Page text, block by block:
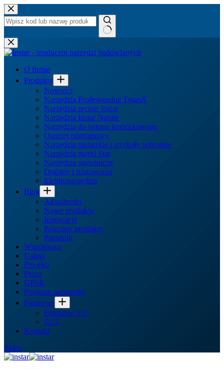
Przejdź
do
treści
Brak
wyników
O firmie
Produkty
Nowości
Narzędzia Profesjonalne TytanX
Narzędzia ręczne Instar
Narzędzia Instar Nature
Narzędzia do betonu komórkowego
Osprzęt odgromowy
Narzędzia malarskie i artykuły ochronne
Narzędzia marki Star
Narzędzia ogrodnicze
Drabiny i ruszowania
Elektronarzędzia
Blog
Aktualności
Nowe produkty
Innowacje
Polecane produkty
Poradnik
Współpraca
Usługi
Pro-eko
Praca
GPSR
Program partnerski
Fundusze
Fundusze EU
ZUS
Kontakt
Sklep